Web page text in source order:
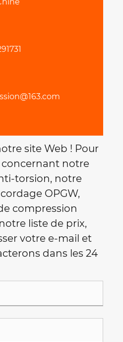
site Web ! Pour
notre
torsion, notre
OPGW,
compression
liste de prix,
votre e-mail et
dans les 24